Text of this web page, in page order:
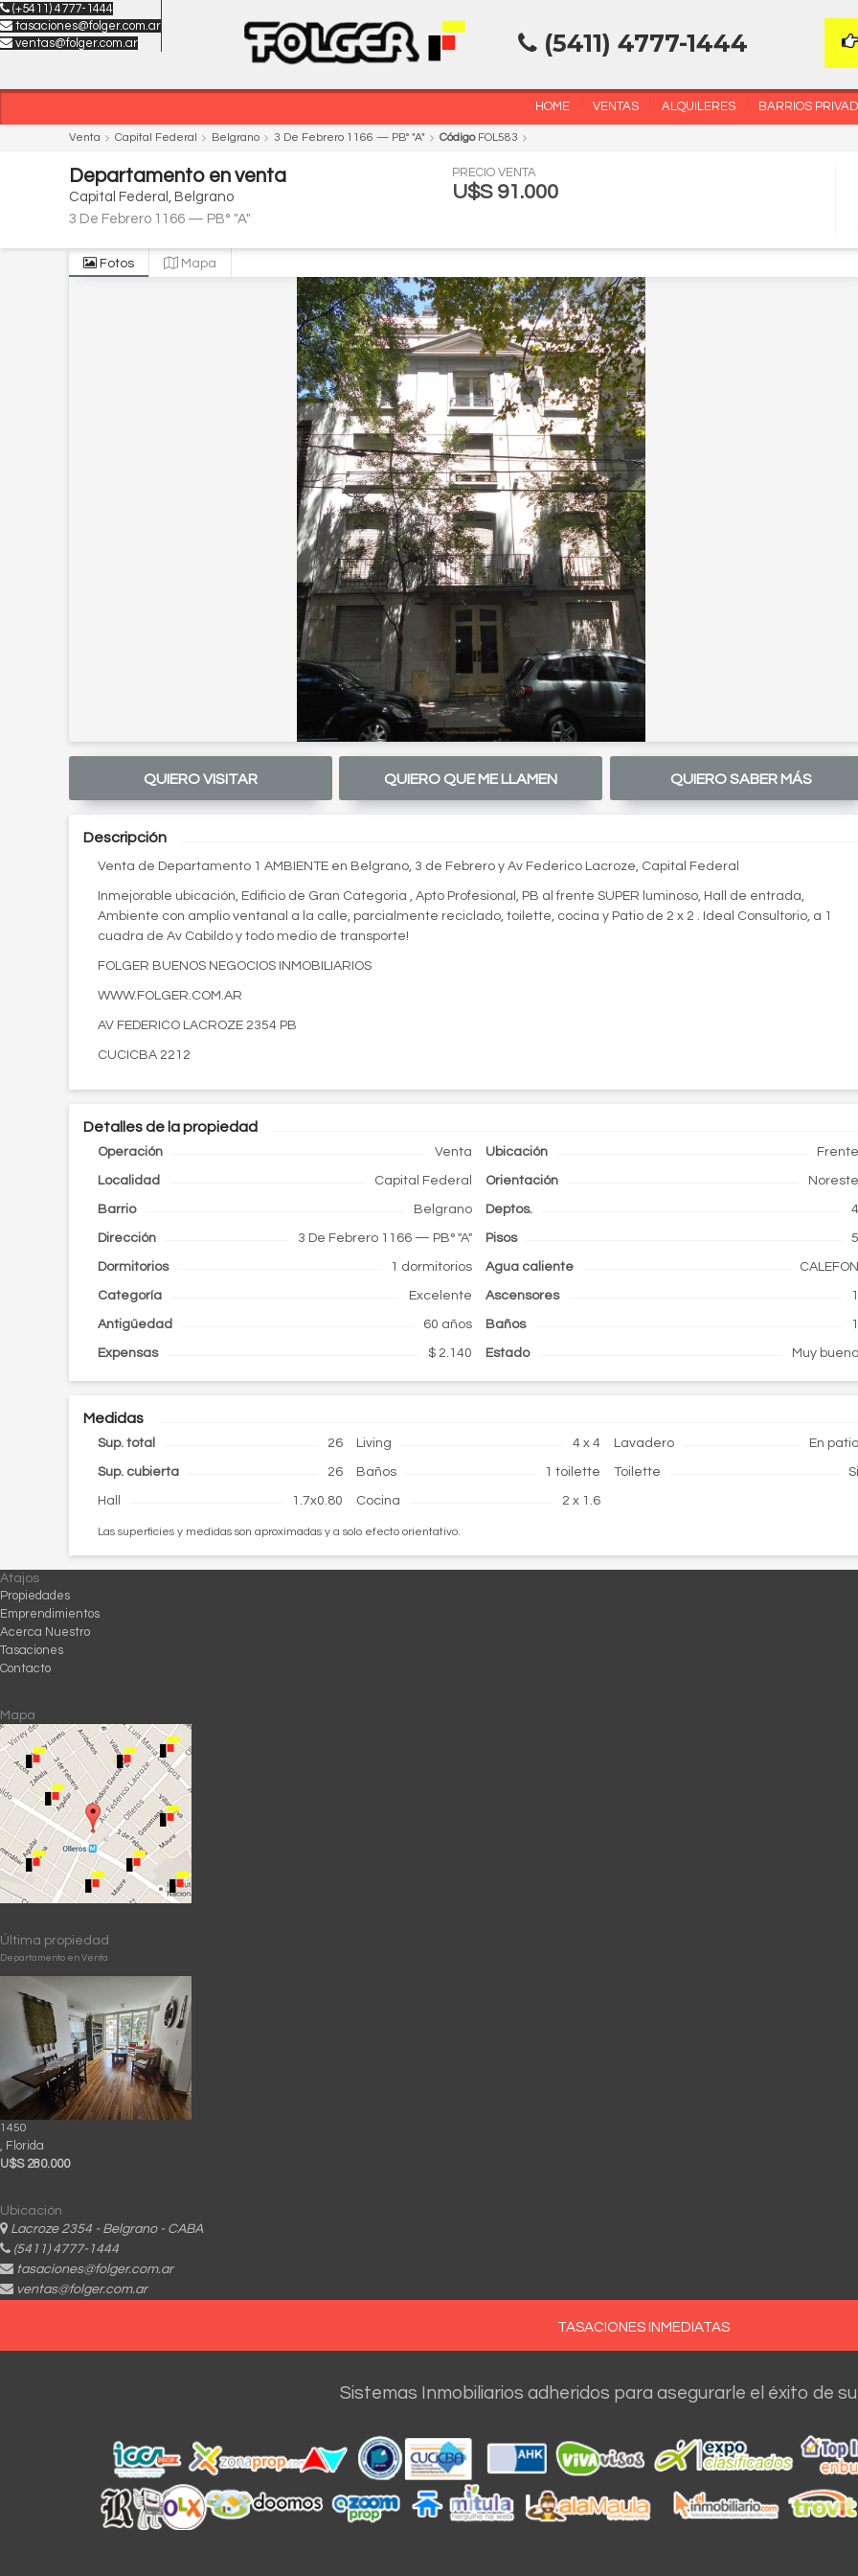
(+5411) 4777-1444
tasaciones@folger.com.ar
ventas@folger.com.ar
(5411) 4777-1444
HOME VENTAS ALQUILERES BARRIOS
Venta Capital Federal Belgrano 3 De Febrero 1166 — PB° "A" Código FOL583
Departamento enventa
Capital Federal
Belgrano
3 De Febrero 1166 — PB° "A"
PRECIO VENTA
U$S 91.000
Fotos Mapa
QUIERO VISITAR QUIERO QUE ME LLAMEN QUIERO SABER MÁS
Descripción
Venta de Departamento 1 AMBIENTE en Belgrano, 3 de Febrero y Av Federico Lacroze, Capital Federal
Inmejorable ubicación, Edificio de Gran Categoria , Apto Profesional, PB al frente SUPER luminoso, Hall de entrada,
Ambiente con amplio ventanal a la calle, parcialmente reciclado, toilette, cocina y Patio de 2 x 2 . Ideal Consultorio, a 1
cuadra de Av Cabildo y todo medio de transporte!
FOLGER BUENOS NEGOCIOS INMOBILIARIOS
WWW.FOLGER.COM.AR
AV FEDERICO LACROZE 2354 PB
CUCICBA 2212
Detalles de la propiedad
Operación Venta
Localidad Capital Federal
Barrio Belgrano
Dirección 3 De Febrero 1166— PB° "A"
Dormitorios 1 dormitorios
Categoría Excelente
Antigüedad 60 años
Expensas $ 2.140
Ubicación Frente
Orientación Noreste
Deptos. 4
Pisos 5
Agua caliente CALEFON
Ascensores 1
Baños 1
Estado Muy bueno
Medidas
Sup. total 26
Sup. cubierta 26
Hall 1.7x0.80
Living 4 x 4
Baños 1 toilette
Cocina 2 x 1.6
Lavadero En patio
Toilette Si
Las superficies y medidas son aproximadas y a solo efecto orientativo.
Atajos
Propiedades
Emprendimientos
Acerca Nuestro
Tasaciones
Contacto
Mapa
Última propiedad
Departamento en Venta
1450
, Florida
U$S 280.000
Ubicación
Lacroze 2354 - Belgrano - CABA
(5411) 4777-1444
tasaciones@folger.com.ar
ventas@folger.com.ar
TASACIONES INMEDIATAS
Sistemas Inmobiliarios adheridos para asegurarle el éxito de